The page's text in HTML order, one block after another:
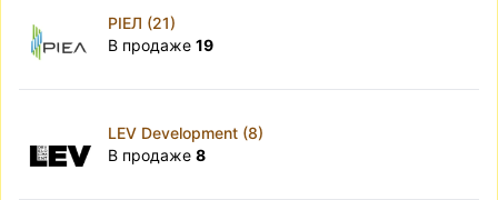
РІЕЛ (21)
В продаже 19
LEV Development (8)
В продаже 8